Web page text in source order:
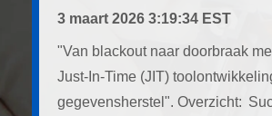
3 maart 2026 3:19:34 EST
"Van blackout naar doorbraak
Just-In-Time (JIT)
gegevensherstel". Overzicht: